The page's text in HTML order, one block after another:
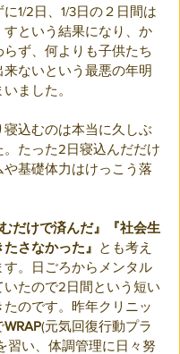
1/2日、1/3日の２日間は
という結果になり、か
ず、何よりも子供たち
来ないという最悪の年明
ました。
寝込むのは本当に久しぶ
。たった2日寝込んだだけ
や基礎体力はけっこう落
だけで済んだ』『社会生
さなかった』 とも考え
す。日ごろからメンタル
たので2日間という短い
のです。昨年クリニッ
WRAP(元気回復行動プラ
習い、体調管理に日々努